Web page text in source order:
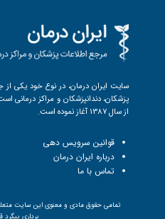
سایت ایران درمان، در نوع خود یکی
پزشکان، دندانپزشکان و مراکز درمانی
از سال 1387 آغاز نموده است.
قوانین سرویس دهی
درباره ایران درمان
تماس با ما
تمامی حقوق مادی و معنوی این سایت
برداری پیگرد